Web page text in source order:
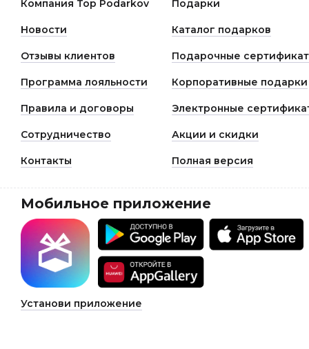
ТопПодарков. Обратная связь помогает нам улучшать
качество работы и сервиса.
Компания Top Podarkov Подарки
Новости Каталог подарков
Отзывы клиентов Подарочные
Программа лояльности Корпоративные подарки
Правила и договоры Электронные
Сотрудничество Акции и скидки
Контакты Полная версия
Мобильное приложение
Установи приложение